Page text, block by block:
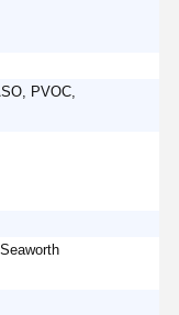
PVOC,